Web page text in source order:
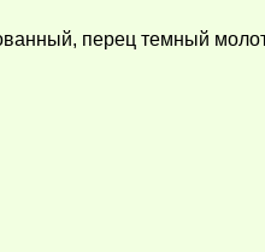
перец темный